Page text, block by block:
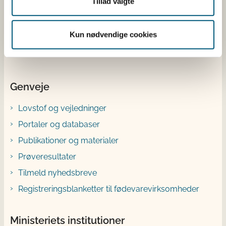
Kun nødvendige cookies
X
YouTube
Genveje
Lovstof og vejledninger
Portaler og databaser
Publikationer og materialer
Prøveresultater
Tilmeld nyhedsbreve
Registreringsblanketter til fødevarevirksomheder
Ministeriets institutioner